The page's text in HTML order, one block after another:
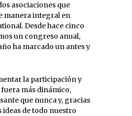
asociaciones que
manera integral en
Desde hace cinco
un congreso anual,
ha marcado un antes y
la participación y
más dinámico,
que nunca y, gracias
ideas de todo nuestro